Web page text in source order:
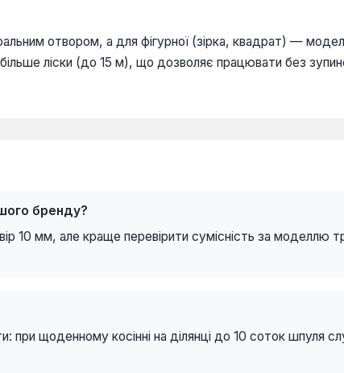
отвором, а для фігурної (зірка, квадрат) —
ліски (до 15 м), що дозволяє працювати без
бренду?
10 мм, але краще перевірити сумісність за
при щоденному косінні на ділянці до 10 соток